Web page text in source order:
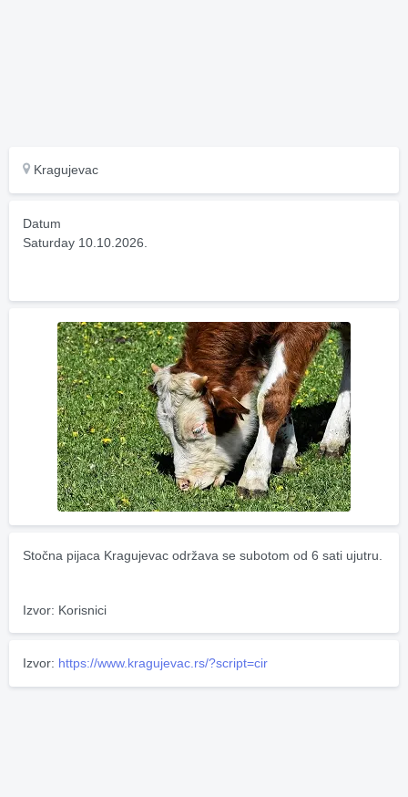
Kragujevac
Datum
Saturday 10.10.2026.
Stočna pijaca Kragujevac održava se subotom od 6 sati ujutru.
Izvor: Korisnici
Izvor: https://www.kragujevac.rs/?script=cir